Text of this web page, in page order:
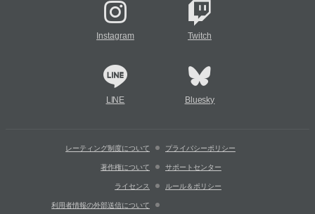
Instagram Twitch
LINE Bluesky
レーティング制度について プライバシーポリシー
著作権について サポートセンター
ライセンス ルール＆ポリシー
利用者情報の外部送信について